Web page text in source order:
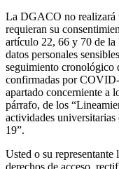
La DGACO no realizará
requieran su
artículo 22, 66 y 70 de
datos personales
seguimiento cronológico
confirmadas por
apartado concerniente a
párrafo, de los
actividades
19”.
Usted o su